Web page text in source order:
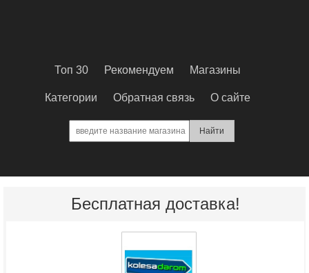
Топ 30 Рекомендуем Магазины
Категории Обратная связь О сайте
Бесплатная доставка!